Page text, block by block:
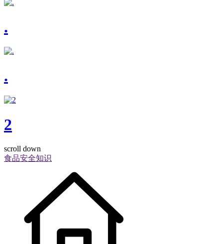
.
.
2
scroll down
食品安全知识